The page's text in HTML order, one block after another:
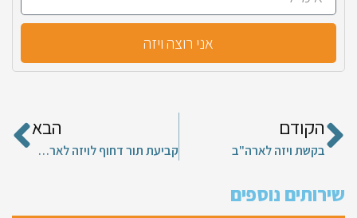
אני רוצה ויזה
הקודם
בקשת ויזה לארה"ב
הבא
קביעת תור דחוף לויזה לארה"ב
שירותים נוספים